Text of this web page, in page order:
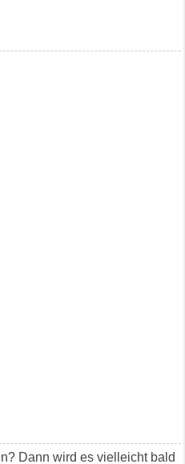
Dann wird es vielleicht bald